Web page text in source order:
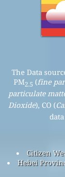
The Data
PM2.5 (fine
particulate
Dioxide), CO (
Citizen
Hebei